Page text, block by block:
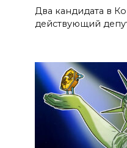
Два кандидата в
действующий